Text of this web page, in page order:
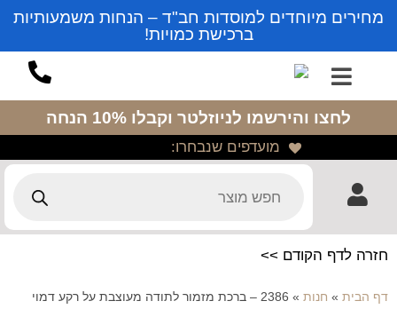
מחירים מיוחדים למוסדות חב"ד – הנחות משמעותיות
ברכישת כמויות!
לחצו והירשמו לניוזלטר וקבלו 10% הנחה
מועדפים שנבחרו:
חזרה לדף הקודם >>
דף הבית » חנות »
2386 – ברכת מזמור לתודה מעוצבת על רקע דמוי